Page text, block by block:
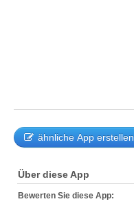
ähnliche App erstellen
Über diese App
Bewerten Sie diese App: